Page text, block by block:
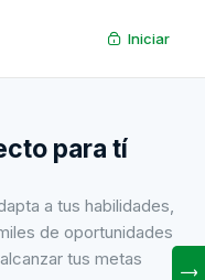
Iniciar
trabajo que
con Findjobs UTH.
facilitar el acceso a